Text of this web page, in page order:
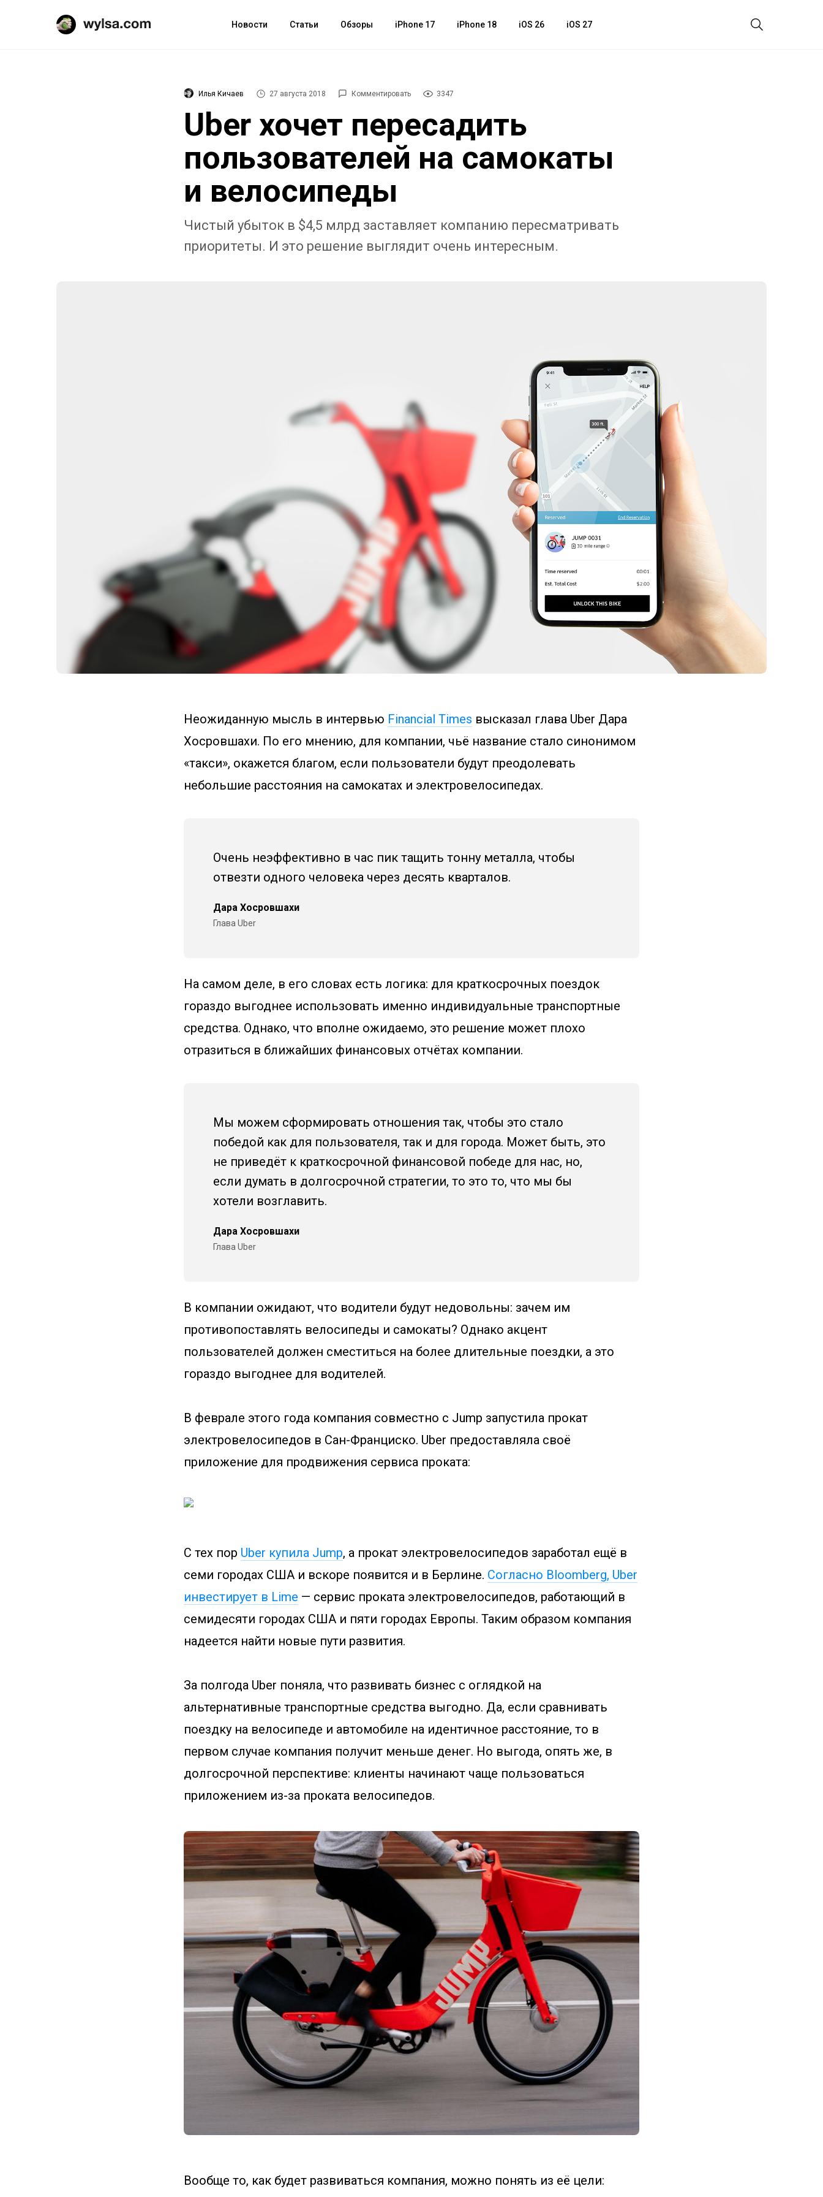
Новости Статьи Обзоры iPhone 17 iPhone 18 iOS 26 iOS 27
Илья Кичаев 27 августа 2018 Комментировать 3347
Uber хочет пересадить
пользователей на самокаты
и велосипеды
Чистый убыток в $4,5 млрд заставляет компанию пересматривать
приоритеты. И это решение выглядит очень интересным.
Неожиданную мысль в интервью Financial Times высказал глава Uber Дара
Хосровшахи. По его мнению, для компании, чьё название стало синонимом
«такси», окажется благом, если пользователи будут преодолевать
небольшие расстояния на самокатах и электровелосипедах.
Очень неэффективно в час пик тащить тонну металла, чтобы
отвезти одного человека через десять кварталов.
Дара Хосровшахи
Глава Uber
На самом деле, в его словах есть логика: для краткосрочных поездок
гораздо выгоднее использовать именно индивидуальные транспортные
средства. Однако, что вполне ожидаемо, это решение может плохо
отразиться в ближайших финансовых отчётах компании.
Мы можем сформировать отношения так, чтобы это стало
победой как для пользователя, так и для города. Может быть, это
не приведёт к краткосрочной финансовой победе для нас, но,
если думать в долгосрочной стратегии, то это то, что мы бы
хотели возглавить.
Дара Хосровшахи
Глава Uber
В компании ожидают, что водители будут недовольны: зачем им
противопоставлять велосипеды и самокаты? Однако акцент
пользователей должен сместиться на более длительные поездки, а это
гораздо выгоднее для водителей.
В феврале этого года компания совместно с Jump запустила прокат
электровелосипедов в Сан-Франциско. Uber предоставляла своё
приложение для продвижения сервиса проката:
C тех пор Uber купила Jump, а прокат электровелосипедов заработал ещё в
семи городах США и вскоре появится и в Берлине. Согласно Bloomberg, Uber
инвестирует в Lime — сервис проката электровелосипедов, работающий в
семидесяти городах США и пяти городах Европы. Таким образом компания
надеется найти новые пути развития.
За полгода Uber поняла, что развивать бизнес с оглядкой на
альтернативные транспортные средства выгодно. Да, если сравнивать
поездку на велосипеде и автомобиле на идентичное расстояние, то в
первом случае компания получит меньше денег. Но выгода, опять же, в
долгосрочной перспективе: клиенты начинают чаще пользоваться
приложением из-за проката велосипедов.
Вообще то, как будет развиваться компания, можно понять из её цели: